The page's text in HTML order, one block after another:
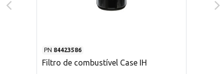
PN 84423586
Filtro de combustível Case IH